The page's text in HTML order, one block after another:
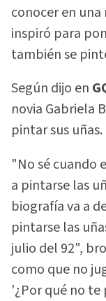
conocer en
inspiró para
también se
Según dijo en
novia Gabriela
pintar sus uñas.
"No sé cuando
a pintarse las
biografía va a
pintarse las
julio del 92",
como que no
'¿Por qué no te